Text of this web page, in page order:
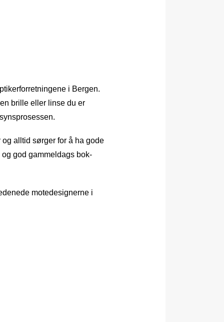
i Bergen.
brille eller linse du er
alltid sørger for å ha gode
god gammeldags bok-
motedesignerne i